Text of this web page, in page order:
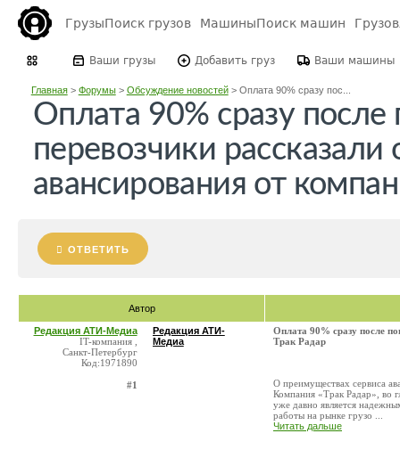
ГрузыПоиск грузов МашиныПоиск машин
Ваши грузы Добавить груз Ваши машины
Главная> Форумы> Обсуждение новостей> Оплата 90% сразу пос...
Оплата 90% сразу после
перевозчики рассказали
авансирования от
ОТВЕТИТЬ
Автор
Редакция АТИ-Медиа
IT-компания ,
Санкт-Петербург
Код:1971890
#1
Редакция АТИ-
Медиа
Оплата 90% сразу после
Трак Радар
О преимуществах сервиса
Компания «Трак Радар», во
уже давно является
работы на рынке грузо ...
Читать дальше